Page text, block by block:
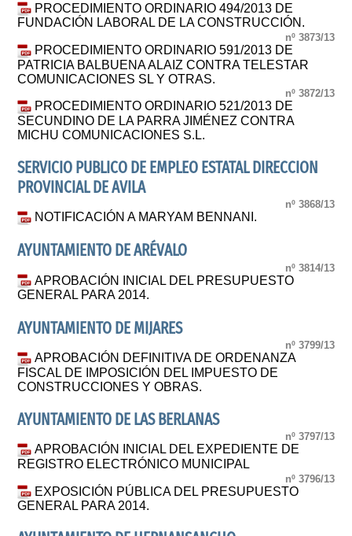
PROCEDIMIENTO ORDINARIO 494/2013 DE
FUNDACIÓN LABORAL DE LA CONSTRUCCIÓN.
nº 3873/13
PROCEDIMIENTO ORDINARIO 591/2013 DE
PATRICIA BALBUENA ALAIZ CONTRA TELESTAR
COMUNICACIONES SL Y OTRAS.
nº 3872/13
PROCEDIMIENTO ORDINARIO 521/2013 DE
SECUNDINO DE LA PARRA JIMÉNEZ CONTRA
MICHU COMUNICACIONES S.L.
SERVICIO PUBLICO DE EMPLEO ESTATAL DIRECCION
PROVINCIAL DE AVILA
nº 3868/13
NOTIFICACIÓN A MARYAM BENNANI.
AYUNTAMIENTO DE ARÉVALO
nº 3814/13
APROBACIÓN INICIAL DEL PRESUPUESTO
GENERAL PARA 2014.
AYUNTAMIENTO DE MIJARES
nº 3799/13
APROBACIÓN DEFINITIVA DE ORDENANZA
FISCAL DE IMPOSICIÓN DEL IMPUESTO DE
CONSTRUCCIONES Y OBRAS.
AYUNTAMIENTO DE LAS BERLANAS
nº 3797/13
APROBACIÓN INICIAL DEL EXPEDIENTE DE
REGISTRO ELECTRÓNICO MUNICIPAL
nº 3796/13
EXPOSICIÓN PÚBLICA DEL PRESUPUESTO
GENERAL PARA 2014.